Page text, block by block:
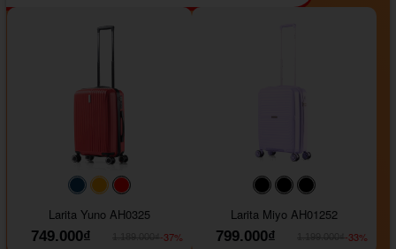
#093f69#ffa500
Larita Yuno AH0325
749.000₫
-37%
#000000#000000
Larita Miyo AH01252
799.000₫
-33%